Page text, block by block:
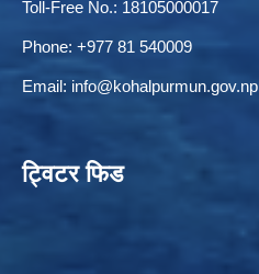
Toll-Free No.: 18105000017
Phone: +977 81 540009
Email: info@kohalpurmun.gov.np
ट्विटर फिड